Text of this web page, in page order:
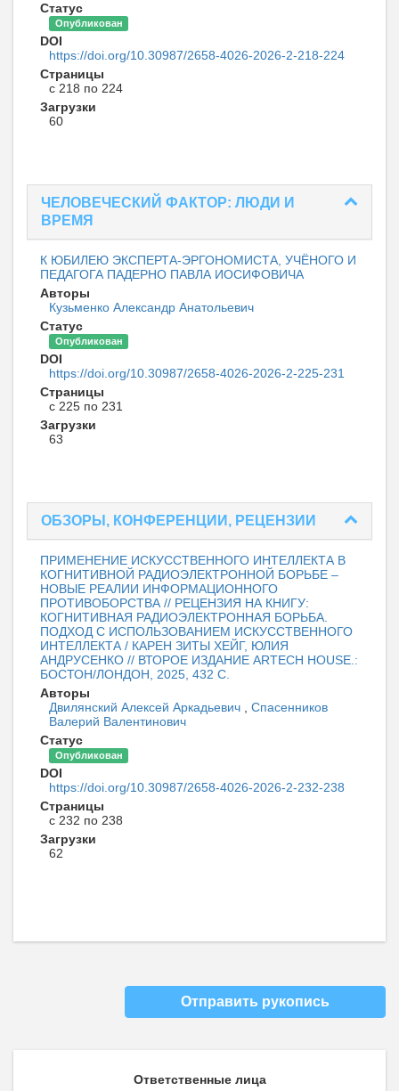
Статус
Опубликован
DOI
https://doi.org/10.30987/2658-4026-2026-2-218-224
Страницы
с 218 по 224
Загрузки
60
ЧЕЛОВЕЧЕСКИЙ ФАКТОР: ЛЮДИ И
ВРЕМЯ
К ЮБИЛЕЮ ЭКСПЕРТА-ЭРГОНОМИСТА, УЧЁНОГО И
ПЕДАГОГА ПАДЕРНО ПАВЛА ИОСИФОВИЧА
Авторы
Кузьменко Александр Анатольевич
Статус
Опубликован
DOI
https://doi.org/10.30987/2658-4026-2026-2-225-231
Страницы
с 225 по 231
Загрузки
63
ОБЗОРЫ, КОНФЕРЕНЦИИ, РЕЦЕНЗИИ
ПРИМЕНЕНИЕ ИСКУССТВЕННОГО ИНТЕЛЛЕКТА В
КОГНИТИВНОЙ РАДИОЭЛЕКТРОННОЙ БОРЬБЕ –
НОВЫЕ РЕАЛИИ ИНФОРМАЦИОННОГО
ПРОТИВОБОРСТВА // РЕЦЕНЗИЯ НА КНИГУ:
КОГНИТИВНАЯ РАДИОЭЛЕКТРОННАЯ БОРЬБА.
ПОДХОД С ИСПОЛЬЗОВАНИЕМ ИСКУССТВЕННОГО
ИНТЕЛЛЕКТА / КАРЕН ЗИТЫ ХЕЙГ, ЮЛИЯ
АНДРУСЕНКО // ВТОРОЕ ИЗДАНИЕ ARTECH HOUSE.:
БОСТОН/ЛОНДОН, 2025, 432 C.
Авторы
Двилянский Алексей Аркадьевич
Спасенников
Валерий Валентинович
Статус
Опубликован
DOI
https://doi.org/10.30987/2658-4026-2026-2-232-238
Страницы
с 232 по 238
Загрузки
62
Отправить рукопись
Ответственные лица